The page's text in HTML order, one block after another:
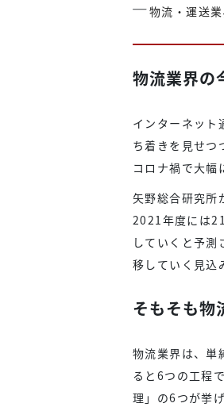
物流・運送
物流業界の
インターネット
ち着きを見せつ
コロナ禍で大幅
矢野総合研究所
2021年度には
していくと予
移していく見込
そもそも物
物流業界は、単
ると6つの工程
理」の6つが挙